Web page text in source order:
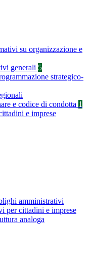
su organizzazione e
generali 5
strategico-
e codice di condotta 1
e imprese
amministrativi
per cittadini e imprese
analoga